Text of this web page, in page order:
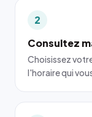
2
Consultez
Choisissez
l'horaire qui